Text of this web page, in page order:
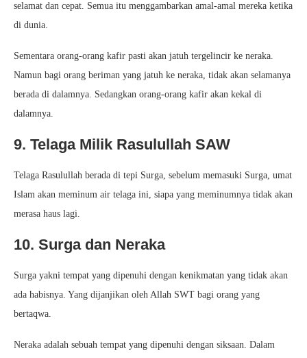
selamat dan cepat. Semua itu menggambarkan amal-amal mereka ketika
di dunia.
Sementara orang-orang kafir pasti akan jatuh tergelincir ke neraka.
Namun bagi orang beriman yang jatuh ke neraka, tidak akan selamanya
berada di dalamnya. Sedangkan orang-orang kafir akan kekal di
dalamnya.
9. Telaga Milik Rasulullah SAW
Telaga Rasulullah berada di tepi Surga, sebelum memasuki Surga, umat
Islam akan meminum air telaga ini, siapa yang meminumnya tidak akan
merasa haus lagi.
10. Surga dan Neraka
Surga yakni tempat yang dipenuhi dengan kenikmatan yang tidak akan
ada habisnya. Yang dijanjikan oleh Allah SWT bagi orang yang
bertaqwa.
Neraka adalah sebuah tempat yang dipenuhi dengan siksaan. Dalam